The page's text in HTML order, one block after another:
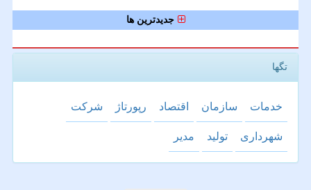
جدیدترین ها
تگها
خدمات سازمان اقتصاد رپورتاژ شركت
شهرداری تولید مدیر